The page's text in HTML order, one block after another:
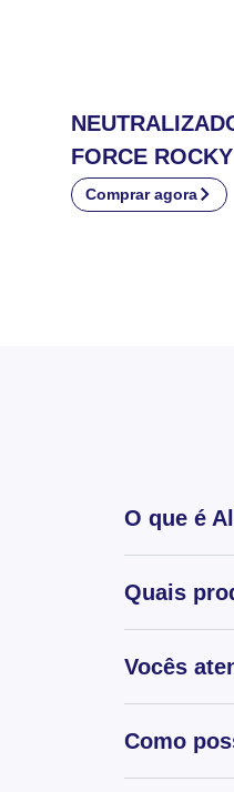
FORCE
Comprar agora
O que é
Quais
Vocês
Como